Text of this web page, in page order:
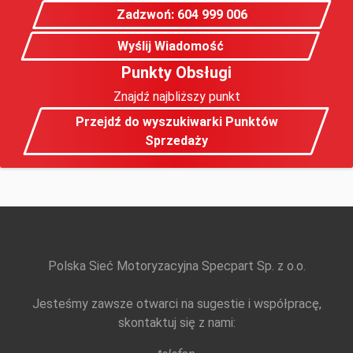
Zadzwoń: 604 999 006
Wyślij Wiadomość
Punkty Obsługi
Znajdź najbliższy punkt
Przejdź do wyszukiwarki Punktów
Sprzedaży
Polska Sieć Motoryzacyjna Specpart Sp. z o.o.
Jesteśmy zawsze otwarci na sugestie i współpracę,
skontaktuj się z nami: